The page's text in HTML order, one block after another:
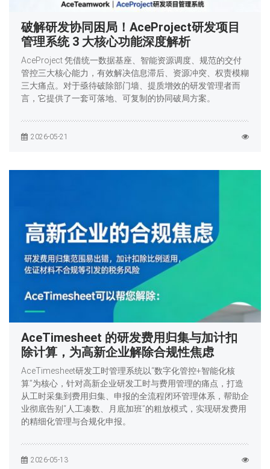
破解研发协同困局！AceProject研发项目
管理系统 3 大核心功能深度解析
AceProject 凭借统一数据基座、智能资源调度、规范的交付
管控三大核心能力，有效解决信息滞后、资源冲突、权责模糊
三大痛点。对于亟待破除部门墙、提质增效的研发管理者而
言，它提供了一套可落地、可复制的协同破局方案。
2026-05-21
AceTimesheet 的研发费用归集与加计扣
除计算，为高新企业解除合规性焦虑
AceTimesheet研发工时管理系统以“数字化管控+智能化核
算”为核心，针对高新企业研发工时与费用管理的痛点，打造
从工时采集到费用归集、申报的全流程闭环管理体系，帮助企
业彻底告别“人工凑数、月底加班”的粗放模式，实现研发费用
的精细化管理与合规化申报。
2026-05-13